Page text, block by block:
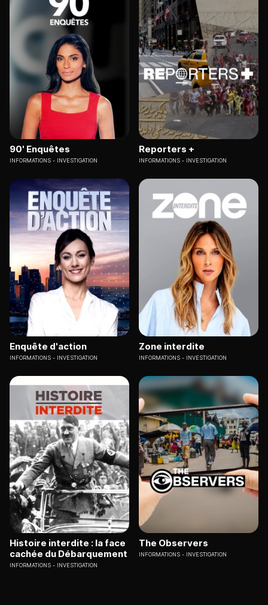
90' Enquêtes
INFORMATIONS INVESTIGATION
Reporters +
INFORMATIONS INVESTIGATION
Enquête d'action
INFORMATIONS INVESTIGATION
Zone interdite
INFORMATIONS INVESTIGATION
Histoire interdite : la face
cachée du Débarquement
INFORMATIONS INVESTIGATION
The Observers
INFORMATIONS INVESTIGATION